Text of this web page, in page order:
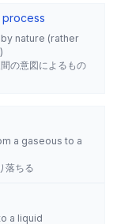
process
nature (rather
の意図によるもの
a gaseous to a
落ちる
a liquid